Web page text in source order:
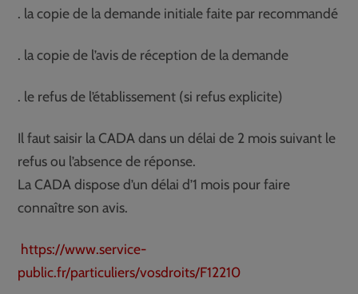
. la copie de la demande initiale faite par recommandé
. la copie de l’avis de réception de la demande
. le refus de l’établissement (si refus explicite)
Il faut saisir la CADA dans un délai de 2 mois suivant le
refus ou l’absence de réponse.
La CADA dispose d’un délai d’1 mois pour faire
connaître son avis.
https://www.service-
public.fr/particuliers/vosdroits/F12210